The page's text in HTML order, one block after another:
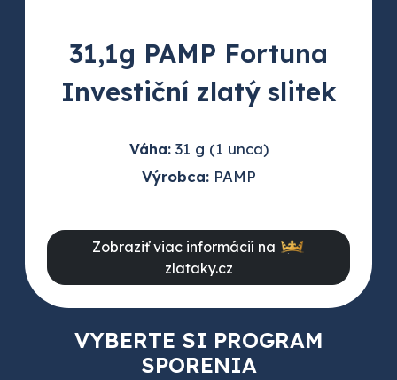
31,1g PAMP Fortuna
Investiční zlatý slitek
Váha:31 g (1 unca)
Výrobca:PAMP
Zobraziť viac informácií na
zlataky.cz
VYBERTE SI PROGRAM
SPORENIA